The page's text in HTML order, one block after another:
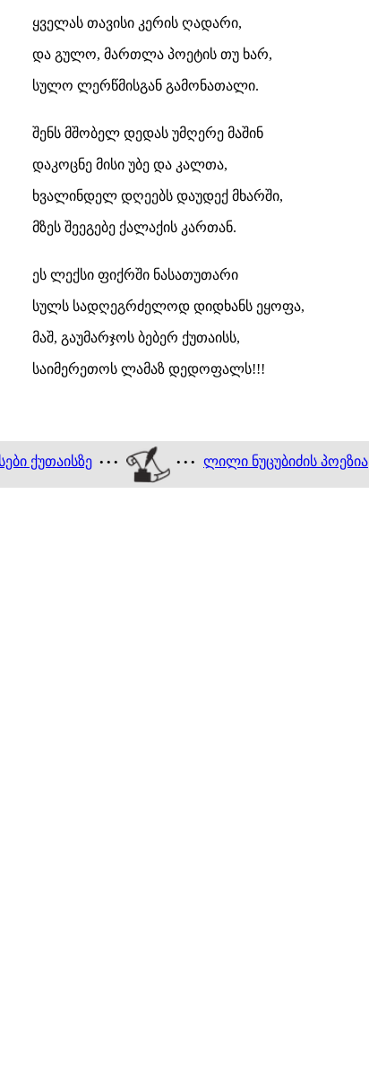
ყველას თავისი კერის ღადარი,
და გულო, მართლა პოეტის თუ ხარ,
სულო ლერწმისგან გამონათალი.
შენს მშობელ დედას უმღერე მაშინ
დაკოცნე მისი უბე და კალთა,
ხვალინდელ დღეებს დაუდექ მხარში,
მზეს შეეგებე ქალაქის კართან.
ეს ლექსი ფიქრში ნასათუთარი
სულს სადღეგრძელოდ დიდხანს ეყოფა,
მაშ, გაუმარჯოს ბებერ ქუთაისს,
საიმერეთოს ლამაზ დედოფალს!!!
ქუთაისზე • • • • • • ლილი ნუცუბიძის პოეზია